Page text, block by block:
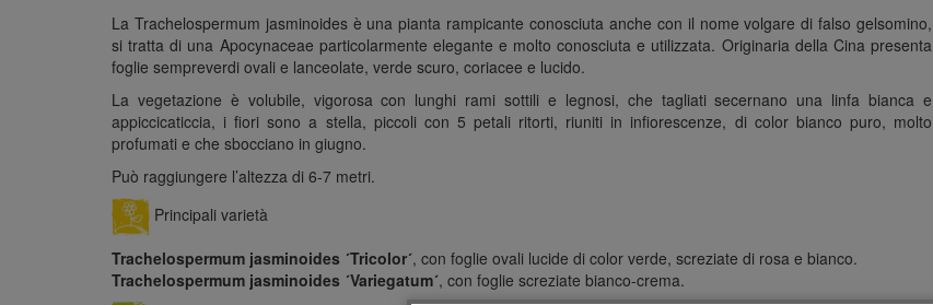
La Trachelospermum jasminoides è una pianta rampicante conosciuta anche con il nome volgare di falso gelsomino,
si tratta di una Apocynaceae particolarmente elegante e molto conosciuta e utilizzata. Originaria della Cina presenta
foglie sempreverdi ovali e lanceolate, verde scuro, coriacee e lucido.
La vegetazione è volubile, vigorosa con lunghi rami sottili e legnosi, che tagliati secernano una linfa bianca e
appiccicaticcia, i fiori sono a stella, piccoli con 5 petali ritorti, riuniti in infiorescenze, di color bianco puro, molto
profumati e che sbocciano in giugno.
Può raggiungere l’altezza di 6-7 metri.
Principali varietà
Trachelospermum jasminoides ´Tricolor´, con foglie ovali lucide di color verde, screziate di rosa e bianco.
Trachelospermum jasminoides ´Variegatum´, con foglie screziate bianco-crema.